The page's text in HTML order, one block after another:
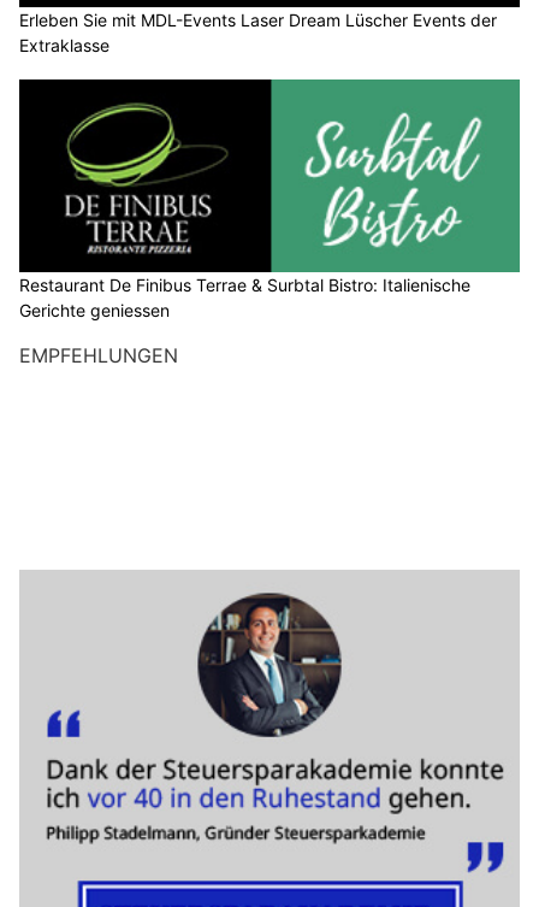
Erleben Sie mit MDL-Events Laser Dream Lüscher Events der
Extraklasse
Restaurant De Finibus Terrae & Surbtal Bistro: Italienische
Gerichte geniessen
EMPFEHLUNGEN